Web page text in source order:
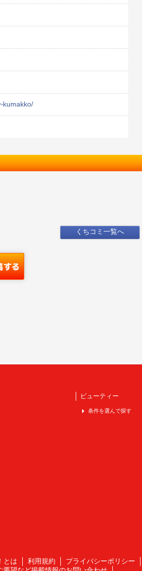
くちコミ一覧へ
ビューティー
条件を選んで探す
とは 利用規約
プライバシーポリシー